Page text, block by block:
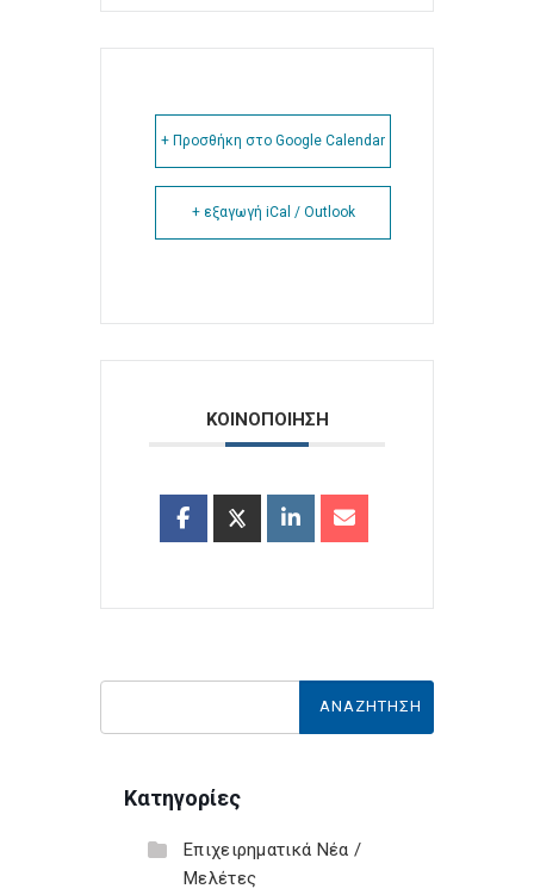
+ Προσθήκη στο Google Calendar
+ εξαγωγή iCal / Outlook
ΚΟΙΝΟΠΟΙΗΣΗ
Κατηγορίες
Επιχειρηματικά Νέα /
Μελέτες